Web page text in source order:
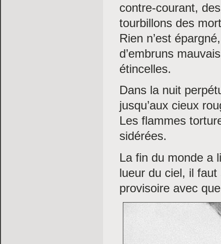
contre-courant,
tourbillons des
Rien n’est
d’embruns
étincelles.
Dans la nuit
jusqu’aux cieux
Les flammes
sidérées.
La fin du monde a
lueur du ciel, il
provisoire avec